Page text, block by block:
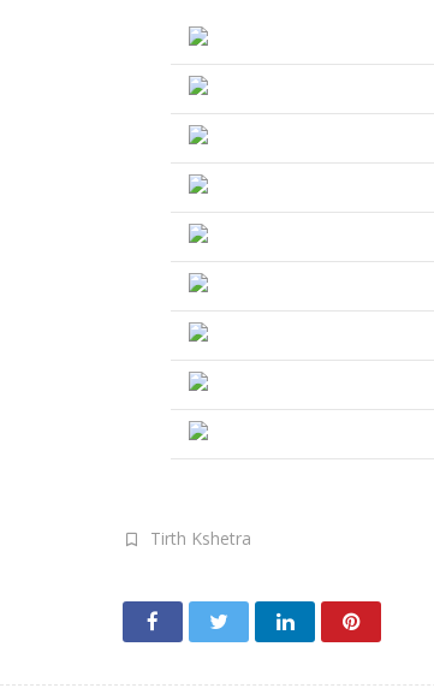
Tirth Kshetra